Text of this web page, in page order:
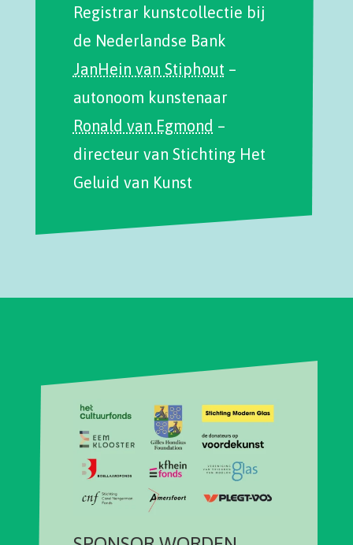
Registrar kunstcollectie bij
de Nederlandse Bank
JanHein van Stiphout –
autonoom kunstenaar
Ronald van Egmond –
directeur van Stichting Het
Geluid van Kunst